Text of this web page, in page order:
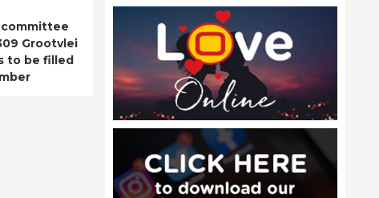
Grootvlei
to be filled